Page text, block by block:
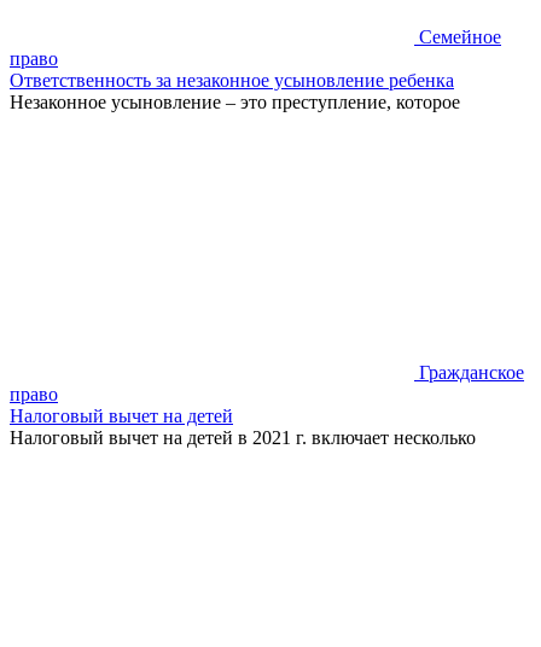
Семейное
право
Ответственность за незаконное усыновление ребенка
Незаконное усыновление – это преступление, которое
Гражданское
право
Налоговый вычет на детей
Налоговый вычет на детей в 2021 г. включает несколько